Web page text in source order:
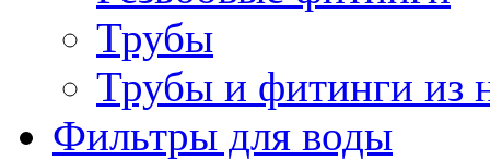
Трубы
Трубы и фитинги из
Фильтры для воды